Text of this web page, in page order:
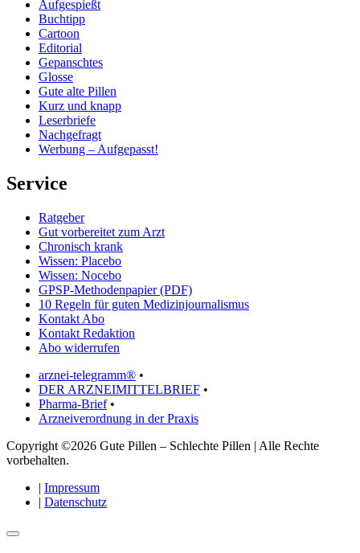
Aufgespießt
Buchtipp
Cartoon
Editorial
Gepanschtes
Glosse
Gute alte Pillen
Kurz und knapp
Leserbriefe
Nachgefragt
Werbung – Aufgepasst!
Service
Ratgeber
Gut vorbereitet zum Arzt
Chronisch krank
Wissen: Placebo
Wissen: Nocebo
GPSP-Methodenpapier (PDF)
10 Regeln für guten Medizinjournalismus
Kontakt Abo
Kontakt Redaktion
Abo widerrufen
arznei-telegramm® •
DER ARZNEIMITTELBRIEF •
Pharma-Brief•
Arzneiverordnung in der Praxis
Copyright ©2026 Gute Pillen – Schlechte Pillen | Alle Rechte
vorbehalten.
| Impressum
| Datenschutz